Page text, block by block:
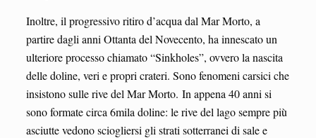
Inoltre, il progressivo ritiro d’acqua dal Mar Morto, a
partire dagli anni Ottanta del Novecento, ha innescato un
ulteriore processo chiamato “Sinkholes”, ovvero la nascita
delle doline, veri e propri crateri. Sono fenomeni carsici che
insistono sulle rive del Mar Morto. In appena 40 anni si
sono formate circa 6mila doline: le rive del lago sempre più
asciutte vedono sciogliersi gli strati sotterranei di sale e